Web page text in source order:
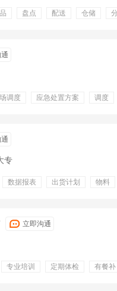
盘点 配送 仓储
调度 应急处置方案 调度
专
数据报表 出货计划 物料
立即沟通
专业培训 定期体检
有餐补